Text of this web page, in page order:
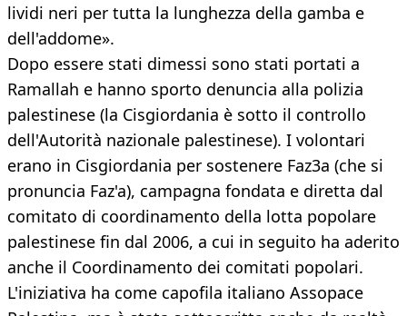
lividi neri per tutta la lunghezza della gamba e
dell'addome».
Dopo essere stati dimessi sono stati portati a
Ramallah e hanno sporto denuncia alla polizia
palestinese (la Cisgiordania è sotto il controllo
dell'Autorità nazionale palestinese). I volontari
erano in Cisgiordania per sostenere Faz3a (che si
pronuncia Faz'a), campagna fondata e diretta dal
comitato di coordinamento della lotta popolare
palestinese fin dal 2006, a cui in seguito ha aderito
anche il Coordinamento dei comitati popolari.
L'iniziativa ha come capofila italiano Assopace